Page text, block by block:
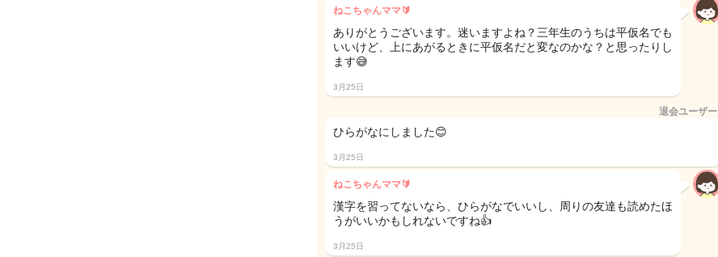
ねこちゃんママ🔰
ありがとうございます。迷いますよね？三年生のうちは平仮名でも
いいけど、上にあがるときに平仮名だと変なのかな？と思ったりし
ます😅
3月25日
退会ユーザー
ひらがなにしました😊
3月25日
ねこちゃんママ🔰
漢字を習ってないなら、ひらがなでいいし、周りの友達も読めたほ
うがいいかもしれないですね👍
3月25日